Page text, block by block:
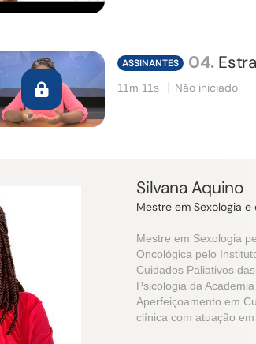
ASSINANTES 04.
11m 11s Não iniciado
Silvana Aquino
Mestre em Sexologia
Mestre em Sexologia
Oncológica pelo
Cuidados Paliativos
Psicologia da
Aperfeiçoamento em
clínica com atuação